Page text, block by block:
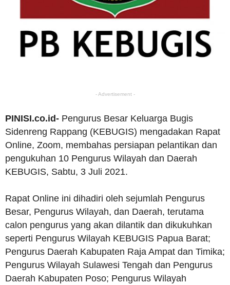
- Advertisement -
PINISI.co.id- Pengurus Besar Keluarga Bugis
Sidenreng Rappang (KEBUGIS) mengadakan Rapat
Online, Zoom, membahas persiapan pelantikan dan
pengukuhan 10 Pengurus Wilayah dan Daerah
KEBUGIS, Sabtu, 3 Juli 2021.
Rapat Online ini dihadiri oleh sejumlah Pengurus
Besar, Pengurus Wilayah, dan Daerah, terutama
calon pengurus yang akan dilantik dan dikukuhkan
seperti Pengurus Wilayah KEBUGIS Papua Barat;
Pengurus Daerah Kabupaten Raja Ampat dan Timika;
Pengurus Wilayah Sulawesi Tengah dan Pengurus
Daerah Kabupaten Poso; Pengurus Wilayah